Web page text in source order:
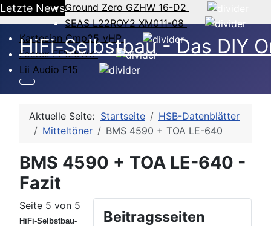
Letzte NewsGround Zero GZHW 16-D2
SEAS L22ROY2 XM011-08
Kartesian Cmp25_vHP
Fostex FF125WK
Lii Audio F15
HiFi-Selbstbau - Das DIY
Aktuelle Seite: Startseite
HSB-Datenblätter
Mitteltöner
BMS 4590 + TOA LE-640
BMS 4590 + TOA LE-640 -
Fazit
Beitragsseiten
Seite 5 von 5
HiFi-Selbstbau-